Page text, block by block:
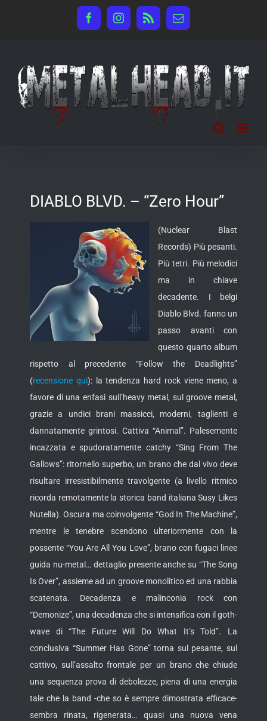
FacebookInstagram
Rss Email
DIABLO BLVD. – “Zero Hour”
(Nuclear Blast
Records) Più pesanti.
Più tetri. Più melodici
ma in chiave
decadente. I belgi
Diablo Blvd. fanno un
passo avanti con
questo quarto album
rispetto al precedente “Follow the Deadlights”
(recensione qui): la tendenza hard rock viene meno, a
favore di una enfasi sull’heavy metal, sul groove metal,
grazie a undici brani massicci, moderni, taglienti e
dannatamente grintosi. Cattiva “Animal”. Palesemente
incazzata e spudoratamente catchy “Sing From The
Gallows”: ritornello superbo, un brano che dal vivo deve
risultare irresistibilmente travolgente (a livello ritmico
ricorda remotamente la storica band italiana Susy Likes
Nutella). Oscura ma coinvolgente “God In The Machine”,
mentre le tenebre scendono ulteriormente con la
possente “You Are All You Love”, brano con fugaci linee
guida nu-metal… dettaglio presente anche su “The Song
Is Over”, assieme ad un groove monolitico ed una rabbia
scatenata. Decadenza e malinconia rock con
“Demonize”, una decadenza che si intensifica con il goth-
wave di “The Future Will Do What It’s Told”. La
conclusiva “Summer Has Gone” torna sul pesante, sul
cattivo, sull’assalto frontale per un brano che chiude
una sequenza prova di debolezze, piena di una energia
tale che la band -che so è sempre dimostrata efficace-
sembra rinata, rigenerata… quasi una nuova vena